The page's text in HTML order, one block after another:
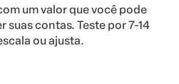
um valor que você pode
suas contas. Teste por 7-14
ou ajusta.